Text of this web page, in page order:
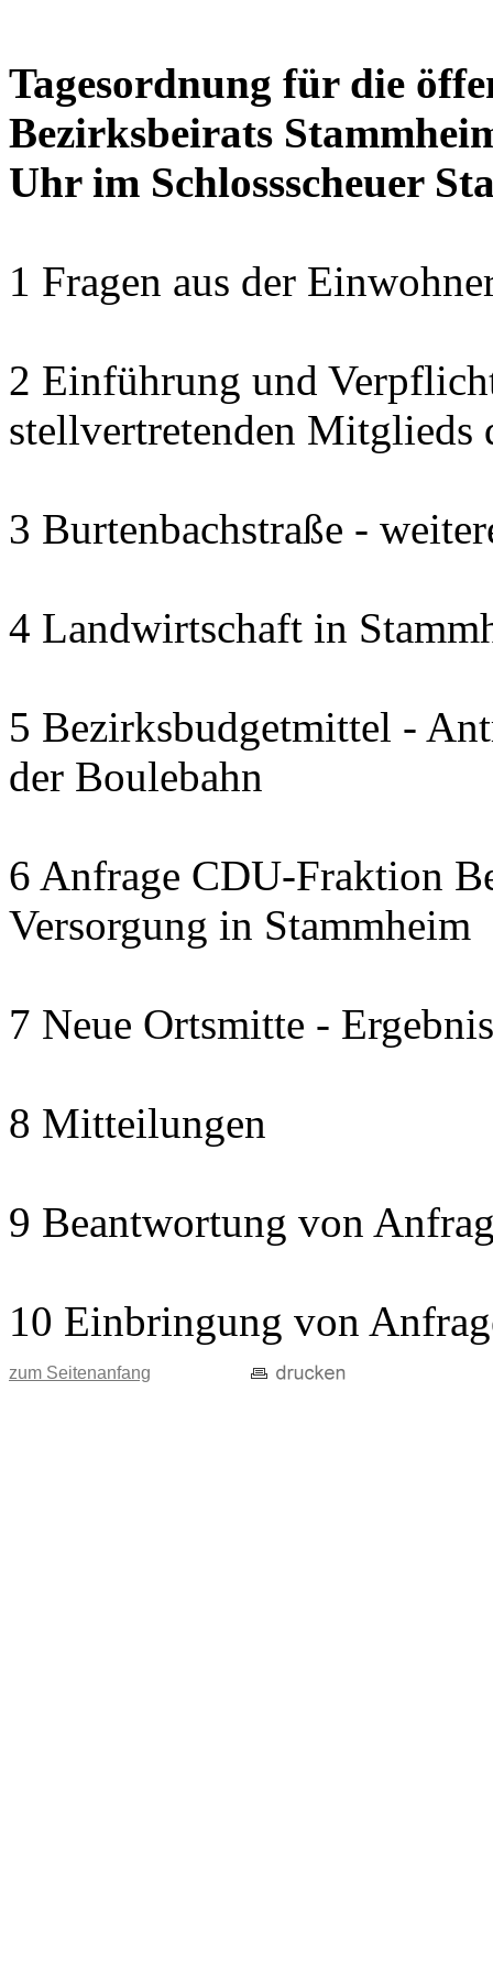
Tagesordnung für die
Bezirksbeirats
Uhr im Schlossscheuer
1 Fragen aus der
2 Einführung und
stellvertretenden Mitglieds
3 Burtenbachstraße -
4 Landwirtschaft in
5 Bezirksbudgetmittel -
der Boulebahn
6 Anfrage CDU-Fraktion
Versorgung in Stammheim
7 Neue Ortsmitte -
8 Mitteilungen
9 Beantwortung von
10 Einbringung von
zum Seitenanfang